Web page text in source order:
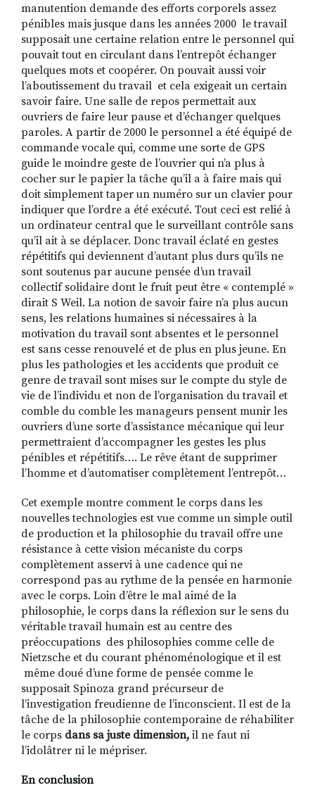
manutention demande des efforts corporels assez
pénibles mais jusque dans les années 2000 le travail
supposait une certaine relation entre le personnel qui
pouvait tout en circulant dans l’entrepôt échanger
quelques mots et coopérer. On pouvait aussi voir
l’aboutissement du travail et cela exigeait un certain
savoir faire. Une salle de repos permettait aux
ouvriers de faire leur pause et d’échanger quelques
paroles. A partir de 2000 le personnel a été équipé de
commande vocale qui, comme une sorte de GPS
guide le moindre geste de l’ouvrier qui n’a plus à
cocher sur le papier la tâche qu’il a à faire mais qui
doit simplement taper un numéro sur un clavier pour
indiquer que l’ordre a été exécuté. Tout ceci est relié à
un ordinateur central que le surveillant contrôle sans
qu’il ait à se déplacer. Donc travail éclaté en gestes
répétitifs qui deviennent d’autant plus durs qu’ils ne
sont soutenus par aucune pensée d’un travail
collectif solidaire dont le fruit peut être « contemplé »
dirait S Weil. La notion de savoir faire n’a plus aucun
sens, les relations humaines si nécessaires à la
motivation du travail sont absentes et le personnel
est sans cesse renouvelé et de plus en plus jeune. En
plus les pathologies et les accidents que produit ce
genre de travail sont mises sur le compte du style de
vie de l’individu et non de l’organisation du travail et
comble du comble les manageurs pensent munir les
ouvriers d’une sorte d’assistance mécanique qui leur
permettraient d’accompagner les gestes les plus
pénibles et répétitifs…. Le rêve étant de supprimer
l’homme et d’automatiser complètement l’entrepôt…
Cet exemple montre comment le corps dans les
nouvelles technologies est vue comme un simple outil
de production et la philosophie du travail offre une
résistance à cette vision mécaniste du corps
complètement asservi à une cadence qui ne
correspond pas au rythme de la pensée en harmonie
avec le corps. Loin d’être le mal aimé de la
philosophie, le corps dans la réflexion sur le sens du
véritable travail humain est au centre des
préoccupations des philosophies comme celle de
Nietzsche et du courant phénoménologique et il est
même doué d’une forme de pensée comme le
supposait Spinoza grand précurseur de
l’investigation freudienne de l’inconscient. Il est de la
tâche de la philosophie contemporaine de réhabiliter
le corps dans sa juste dimension, il ne faut ni
l’idolâtrer ni le mépriser.
En conclusion